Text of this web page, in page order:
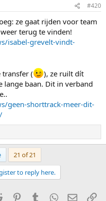
#420
ze gaat rijden voor team
terug te vinden!
isabel-grevelt-vindt-
transfer (
), ze ruilt dít
lange baan. Dit in verband
geen-shorttrack-meer-dit-
21 of 21
to reply here.
Reddit PinterestTumblrWhatsApp
E-mail